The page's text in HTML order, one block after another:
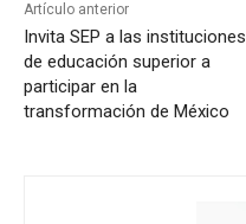
Artículo anterior
Invita SEP a las instituciones
de educación superior a
participar en la
transformación de México